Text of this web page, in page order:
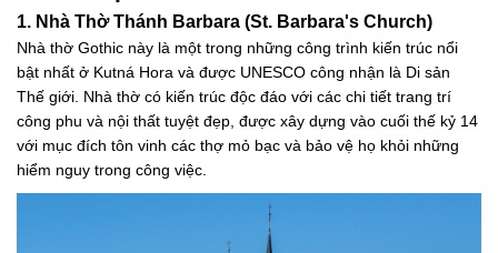
1. Nhà Thờ Thánh Barbara (St. Barbara's Church)
Nhà thờ Gothic này là một trong những công trình kiến trúc nổi
bật nhất ở Kutná Hora và được UNESCO công nhận là Di sản
Thế giới. Nhà thờ có kiến trúc độc đáo với các chi tiết trang trí
công phu và nội thất tuyệt đẹp, được xây dựng vào cuối thế kỷ 14
với mục đích tôn vinh các thợ mỏ bạc và bảo vệ họ khỏi những
hiểm nguy trong công việc.